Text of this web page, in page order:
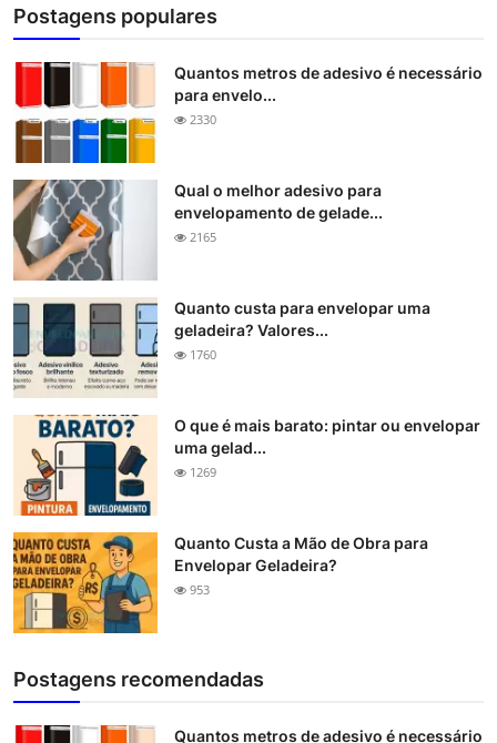
Postagens populares
Quantos metros de adesivo é necessário
para envelo...
2330
Qual o melhor adesivo para
envelopamento de gelade...
2165
Quanto custa para envelopar uma
geladeira? Valores...
1760
O que é mais barato: pintar ou envelopar
uma gelad...
1269
Quanto Custa a Mão de Obra para
Envelopar Geladeira?
953
Postagens recomendadas
Quantos metros de adesivo é necessário